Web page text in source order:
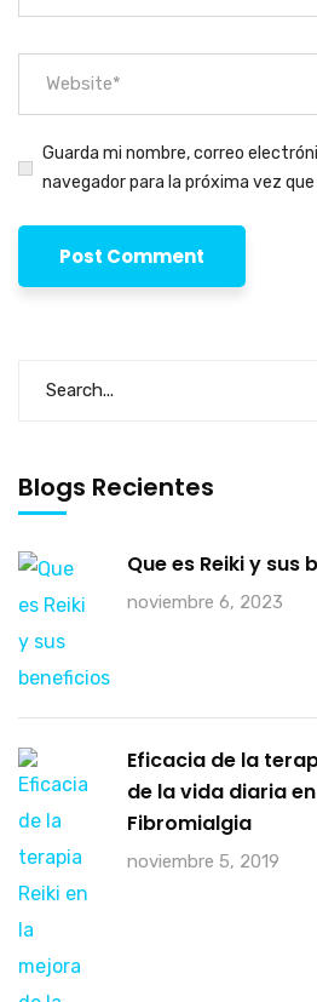
Guarda mi nombre, correo
navegador para la próxima vez
Blogs Recientes
Que es Reiki y sus
noviembre 6, 2023
Eficacia de la
de la vida diaria
Fibromialgia
noviembre 5, 2019